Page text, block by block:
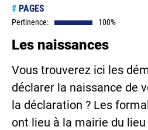
# PAGES
Pertinence: 100%
Les naissances
Vous trouverez ici les
déclarer la naissance de
la déclaration ? Les
ont lieu à la mairie du